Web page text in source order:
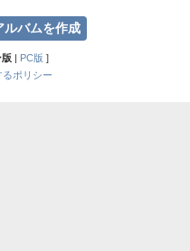
ルバムを作成
版| PC版 ]
ポリシー